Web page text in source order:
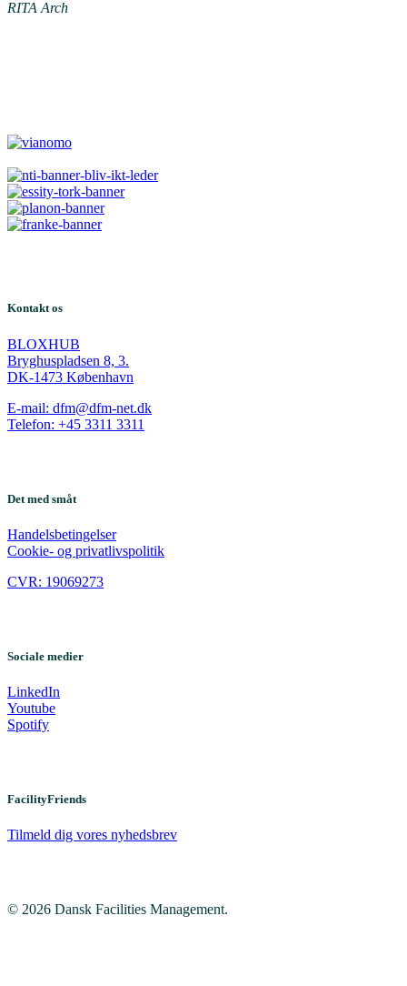
RITA Arch
Kontakt os
BLOXHUB
Bryghuspladsen 8, 3.
DK-1473 København
E-mail: dfm@dfm-net.dk
Telefon: +45 3311 3311
Det med småt
Handelsbetingelser
Cookie- og privatlivspolitik
CVR: 19069273
Sociale medier
LinkedIn
Youtube
Spotify
FacilityFriends
Tilmeld dig vores nyhedsbrev
© 2026 Dansk Facilities Management.